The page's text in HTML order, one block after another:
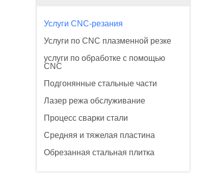
Услуги CNC-резания
Услуги по CNC плазменной резке
услуги по обработке с помощью
CNC
Подгонянные стальные части
Лазер режа обслуживание
Процесс сварки стали
Средняя и тяжелая пластина
Обрезанная стальная плитка